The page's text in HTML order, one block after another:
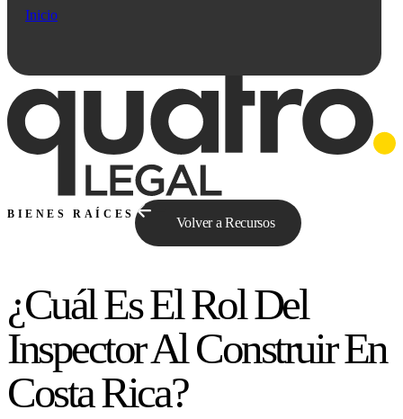
Preguntale a Qe...
Inicio
BIENES RAÍCES
Volver a Recursos
¿Cuál Es El Rol Del
Inspector Al Construir En
Costa Rica?